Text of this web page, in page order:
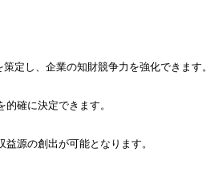
定し、企業の知財競争力を強化できます。
確に決定できます。
源の創出が可能となります。